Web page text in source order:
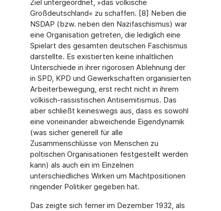
Ziel untergeordnet, »das völkische
Großdeutschland« zu schaffen. [8] Neben die
NSDAP (bzw. neben den Nazifaschismus) war
eine Organisation getreten, die lediglich eine
Spielart des gesamten deutschen Faschismus
darstellte. Es existierten keine inhaltlichen
Unterschiede in ihrer rigorosen Ablehnung der
in SPD, KPD und Gewerkschaften organisierten
Arbeiterbewegung, erst recht nicht in ihrem
völkisch-rassistischen Antisemitismus. Das
aber schließt keineswegs aus, dass es sowohl
eine voneinander abweichende Eigendynamik
(was sicher generell für alle
Zusammenschlüsse von Menschen zu
poltischen Organisationen festgestellt werden
kann) als auch ein im Einzelnen
unterschiedliches Wirken um Machtpositionen
ringender Politiker gegeben hat.
Das zeigte sich ferner im Dezember 1932, als